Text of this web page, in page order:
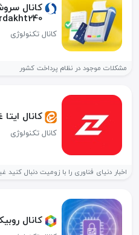
کانال
کانال تکنولوژی
مشکلات موجود در نظام پرداخت کشور
کانال
کانال تکنولوژی
اخبار دنیای فناوری را با زومیت دنبال کنید
کانال